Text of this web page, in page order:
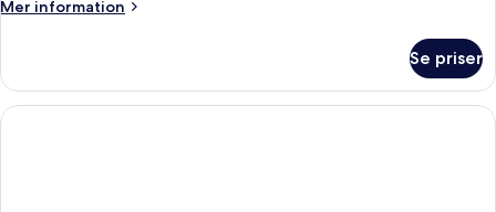
Mer information
Mer
Se priser